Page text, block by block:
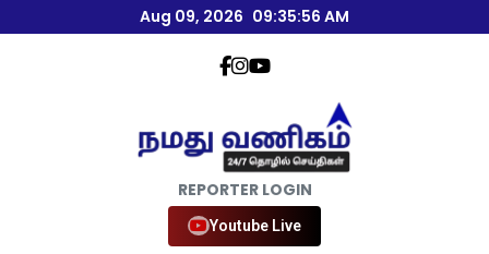
Aug 09, 2026 09:35:57 AM
REPORTER LOGIN
Youtube Live